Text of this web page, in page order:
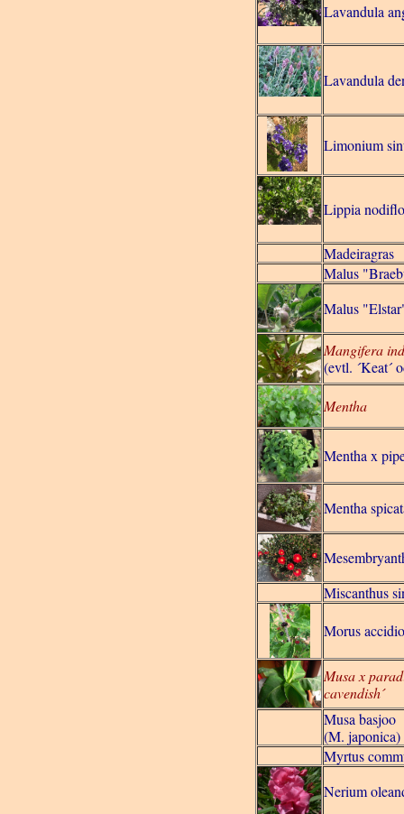
Lavandula
Lavandula
Limonium
Lippia
Madeiragras
Malus
Malus
Mangifera
(evtl. ´Keat´
Mentha
Mentha x
Mentha
Miscanthus
Morus
Musa x
cavendish´
Musa basjoo
(M. japonica)
Myrtus
Nerium